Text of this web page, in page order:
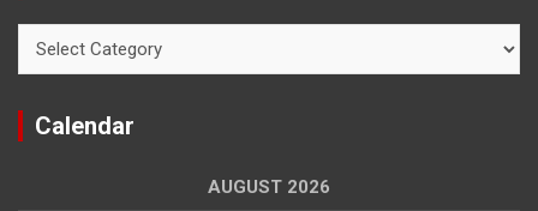
Calendar
AUGUST 2026